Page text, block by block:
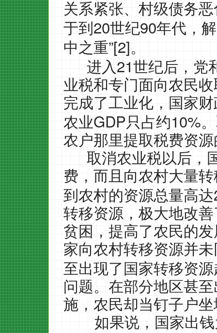
关系紧张、村级债务
于到20世纪90年代，
中之重”[2]。
进入21世纪后，党
业税和专门面向农民
完成了工业化，国家
农业GDP只占约10%
农户那里提取税费资
取消农业税以后，
费，而且向农村大量
到农村的资源总量高达
转移资源，极大地改
贫困，提高了农民的
家向农村转移资源并
至出现了国家转移资
问题。在部分地区甚
施，农民却当钉子户
如果说，国家出